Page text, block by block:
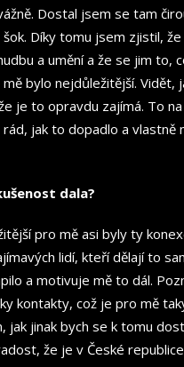
Dostal jsem se tam
Díky tomu jsem zjistil, že
a umění a že se jim to,
bylo nejdůležitější. Vidět,
je to opravdu zajímá. To
rád, jak to dopadlo a vlastně
dala?
pro mě asi byly ty
lidí, kteří dělají to
a motivuje mě to dál.
kontakty, což je pro mě
jak jinak bych se k tomu
že je v České